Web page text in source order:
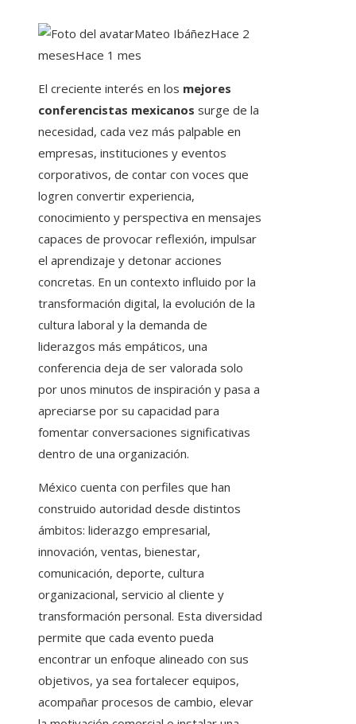
Mateo IbáñezHace 2
mesesHace 1 mes
El creciente interés en los mejores
conferencistas mexicanos surge de la
necesidad, cada vez más palpable en
empresas, instituciones y eventos
corporativos, de contar con voces que
logren convertir experiencia,
conocimiento y perspectiva en mensajes
capaces de provocar reflexión, impulsar
el aprendizaje y detonar acciones
concretas. En un contexto influido por la
transformación digital, la evolución de la
cultura laboral y la demanda de
liderazgos más empáticos, una
conferencia deja de ser valorada solo
por unos minutos de inspiración y pasa a
apreciarse por su capacidad para
fomentar conversaciones significativas
dentro de una organización.
México cuenta con perfiles que han
construido autoridad desde distintos
ámbitos: liderazgo empresarial,
innovación, ventas, bienestar,
comunicación, deporte, cultura
organizacional, servicio al cliente y
transformación personal. Esta diversidad
permite que cada evento pueda
encontrar un enfoque alineado con sus
objetivos, ya sea fortalecer equipos,
acompañar procesos de cambio, elevar